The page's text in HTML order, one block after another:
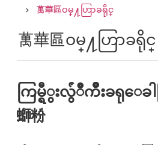
萬華區ဝမ္႔ဟြာခရိုင္
萬華區ဝမ္႔ဟြာခရိုင္
ကြမ္ရီွးလွ်ံဳက်ိဳးခရုေခါက္
螄粉